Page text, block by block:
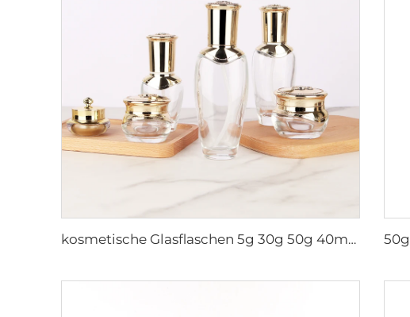
kosmetische Glasflaschen 5g 30g 50g 40ml 100ml 120ml Glasdose mit Deckel Flaschenlieferanten Kosmetikcreme Glasflaschen und -dosen